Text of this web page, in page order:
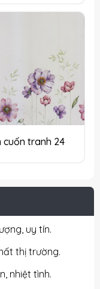
uy tín.
thị trường.
nhiệt tình.
cuốn tranh 24